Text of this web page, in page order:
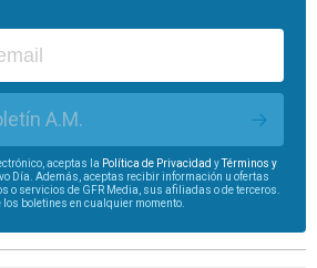
A.M.
aceptas la Política de Privacidad yTérminos y
Día. Además, aceptas recibir información u ofertas
o servicios de GFR Media, sus afiliadas o de terceros.
boletines en cualquier momento.